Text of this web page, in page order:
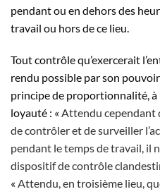
pendant ou en dehors des
travail ou hors de ce lieu.
Tout contrôle qu’exercerait
rendu possible par son
principe de proportionnalité,
loyauté : « Attendu cependant
de contrôler et de surveiller
pendant le temps de travail, il
dispositif de contrôle
« Attendu, en troisième lieu,